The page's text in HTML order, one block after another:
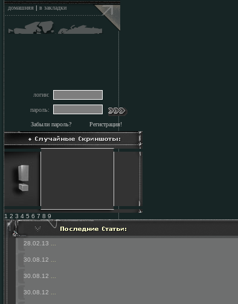
домашняя | в закладки
логин:
пароль:
Забыли пароль? Регистрация!
1 2 3 4 5 6 7 8 9
28.02.13
30.08.12
30.08.12
30.08.12